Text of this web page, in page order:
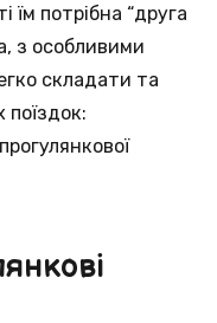
їм потрібна “друга
з особливими
складати та
поїздок: